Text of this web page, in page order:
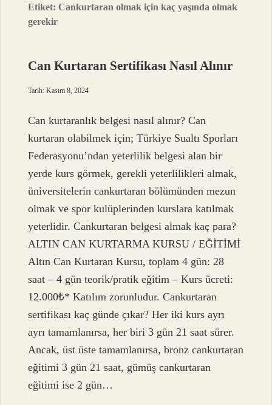
Etiket:Cankurtaran olmak için kaç yaşında olmak
gerekir
Can Kurtaran Sertifikası Nasıl Alınır
Tarih: Kasım 8, 2024
Can kurtaranlık belgesi nasıl alınır? Can
kurtaran olabilmek için; Türkiye Sualtı Sporları
Federasyonu’ndan yeterlilik belgesi alan bir
yerde kurs görmek, gerekli yeterlilikleri almak,
üniversitelerin cankurtaran bölümünden mezun
olmak ve spor kulüplerinden kurslara katılmak
yeterlidir. Cankurtaran belgesi almak kaç para?
ALTIN ​​CAN KURTARMA KURSU / EĞİTİMİ
Altın Can Kurtaran Kursu, toplam 4 gün: 28
saat – 4 gün teorik/pratik eğitim – Kurs ücreti:
12.000₺* Katılım zorunludur. Cankurtaran
sertifikası kaç günde çıkar? Her iki kurs ayrı
ayrı tamamlanırsa, her biri 3 gün 21 saat sürer.
Ancak, üst üste tamamlanırsa, bronz cankurtaran
eğitimi 3 gün 21 saat, gümüş cankurtaran
eğitimi ise 2 gün…